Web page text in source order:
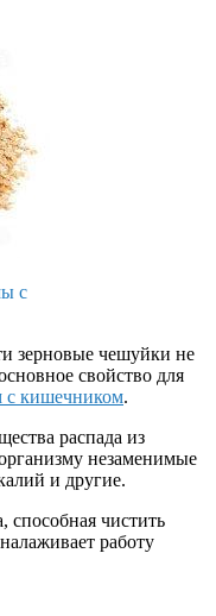
с
зерновые чешуйки не
свойство для
с кишечником.
распада из
незаменимые
и другие.
способная чистить
работу